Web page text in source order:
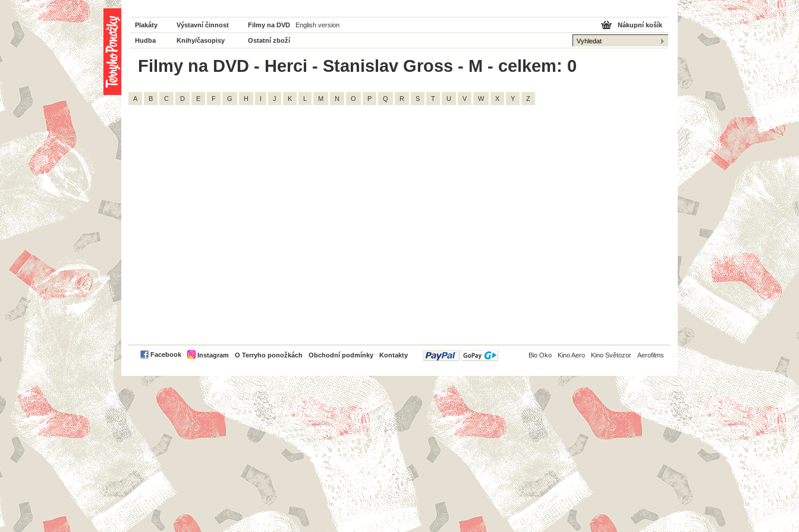
Plakáty Výstavní činnost Filmy na DVD English version
Hudba Knihy/časopisy Ostatní zboží
Nákupní košík
Filmy na DVD - Herci - Stanislav Gross - M - celkem: 0
A B C D E F G H I J K L M N O P Q R S T U V W X Y Z
Facebook Instagram O Terryho ponožkách Obchodní podmínky Kontakty
PayPal Bio Oko Kino Aero Kino Světozor Aerofilms